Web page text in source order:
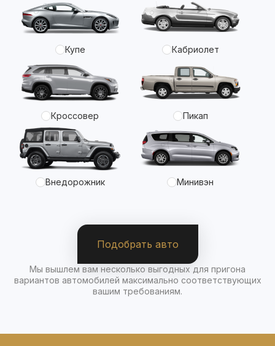
Купе Кабриолет
Кроссовер Пикап
Внедорожник Минивэн
Подобрать авто
Мы вышлем вам несколько выгодных для пригона
вариантов автомобилей максимально соответствующих
вашим требованиям.